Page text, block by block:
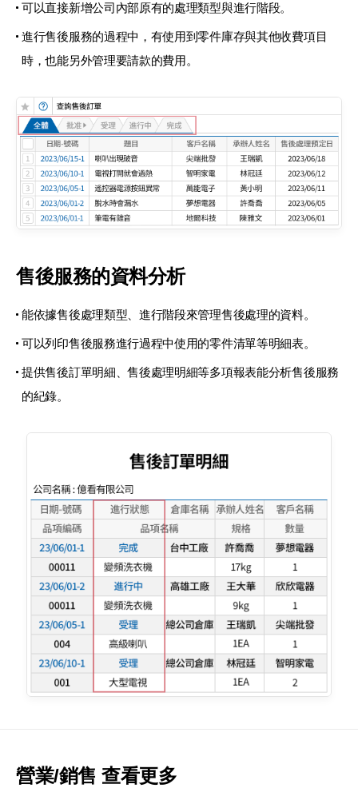
可以直接新增公司內部原有的處理類型與進行階段。
進行售後服務的過程中，有使用到零件庫存與其他收費項目
時，也能另外管理要請款的費用。
售後服務的資料分析
能依據售後處理類型、進行階段來管理售後處理的資料。
可以列印售後服務進行過程中使用的零件清單等明細表。
提供售後訂單明細、售後處理明細等多項報表能分析售後服務
的紀錄。
營業/銷售 查看更多